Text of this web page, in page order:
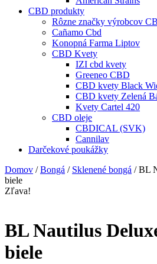
CBD produkty
Rôzne značky výrobcov
Cañamo Cbd
Konopná Farma Liptov
CBD Kvety
IZI cbd kvety
Greeneo CBD
CBD kvety Black
CBD kvety Zelená
Kvety Cartel 420
CBD oleje
CBDICAL (SVK)
Cannilav
Darčekové poukážky
Domov /Bongá / Sklenené bongá / BL
biele
Zľava!
BL Nautilus
biele